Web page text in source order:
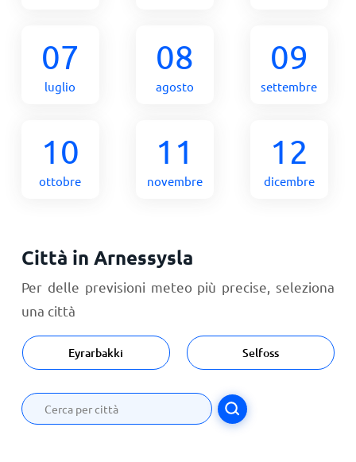
07
luglio
08
agosto
09
settembre
10
ottobre
11
novembre
12
dicembre
Città in Arnessysla
Per delle previsioni meteo più precise, seleziona
una città
Eyrarbakki Selfoss